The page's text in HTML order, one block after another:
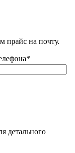
прайс на почту.
детального